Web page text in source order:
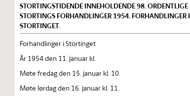
STORTINGSTIDENDE INNEHOLDENDE 98. ORDENTLIGE
STORTINGS FORHANDLINGER 1954. FORHANDLINGER I
STORTINGET.
Forhandlinger i Stortinget
År 1954 den 11. januar kl.
Møte fredag den 15. januar kl. 10.
Møte lørdag den 16. januar kl. 11.